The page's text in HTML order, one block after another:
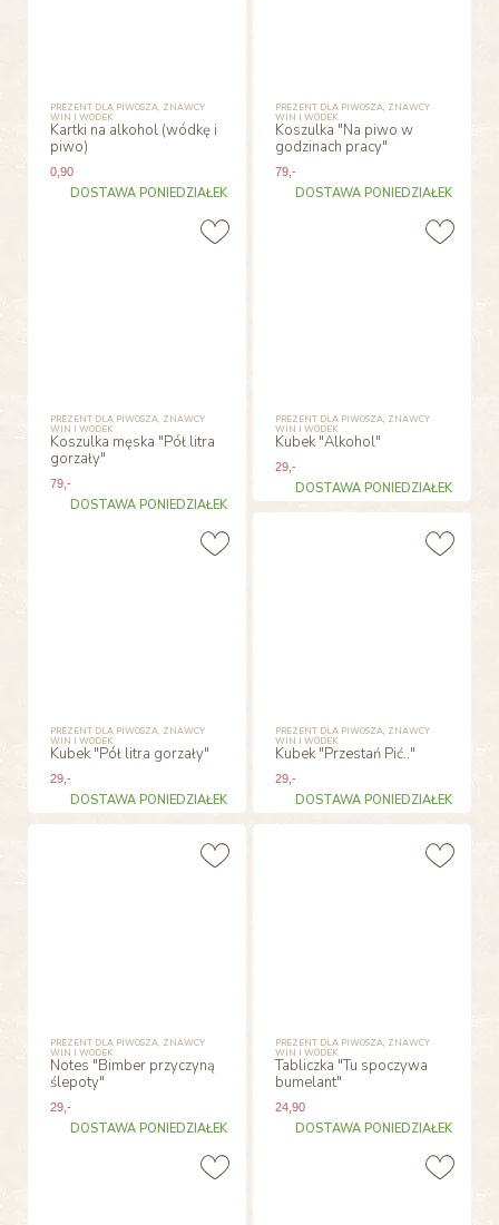
PREZENT DLA PIWOSZA, ZNAWCY
WIN I WÓDEK
Kartki na alkohol (wódkę i
piwo)
0,90
DOSTAWA PONIEDZIAŁEK
PREZENT DLA PIWOSZA, ZNAWCY
WIN I WÓDEK
Koszulka "Na piwo w
godzinach pracy"
79 ,-
DOSTAWA PONIEDZIAŁEK
PREZENT DLA PIWOSZA, ZNAWCY
WIN I WÓDEK
Koszulka męska "Pół litra
gorzały"
79,-
DOSTAWA PONIEDZIAŁEK
PREZENT DLA PIWOSZA, ZNAWCY
WIN I WÓDEK
Kubek "Alkohol"
29 ,-
DOSTAWA PONIEDZIAŁEK
PREZENT DLA PIWOSZA, ZNAWCY
WIN I WÓDEK
Kubek "Pół litra gorzały"
29,-
DOSTAWA PONIEDZIAŁEK
PREZENT DLA PIWOSZA, ZNAWCY
WIN I WÓDEK
Kubek "Przestań Pić.."
29 ,-
DOSTAWA PONIEDZIAŁEK
PREZENT DLA PIWOSZA, ZNAWCY
WIN I WÓDEK
Notes "Bimber przyczyną
ślepoty"
29,-
DOSTAWA PONIEDZIAŁEK
PREZENT DLA PIWOSZA, ZNAWCY
WIN I WÓDEK
Tabliczka "Tu spoczywa
bumelant"
24 ,90
DOSTAWA PONIEDZIAŁEK